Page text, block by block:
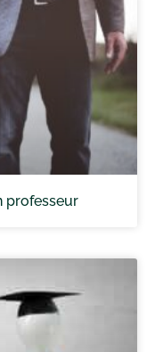
professeur